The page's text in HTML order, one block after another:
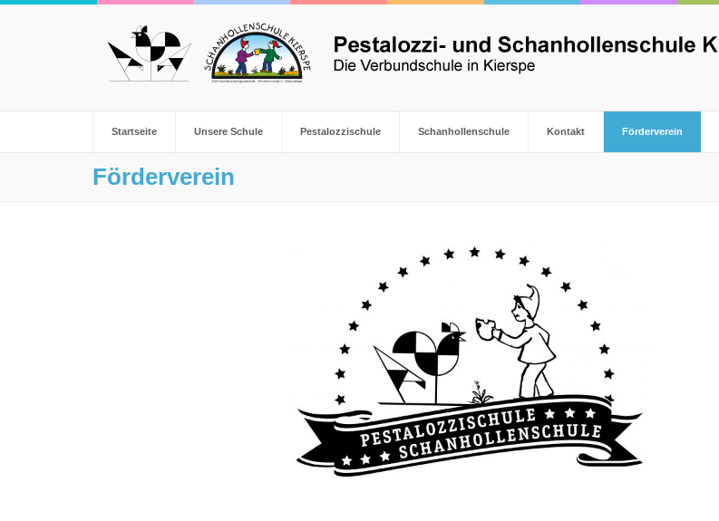
Startseite Unsere Schule Pestalozzischule Schanhollenschule Kontakt Förderverein
Förderverein